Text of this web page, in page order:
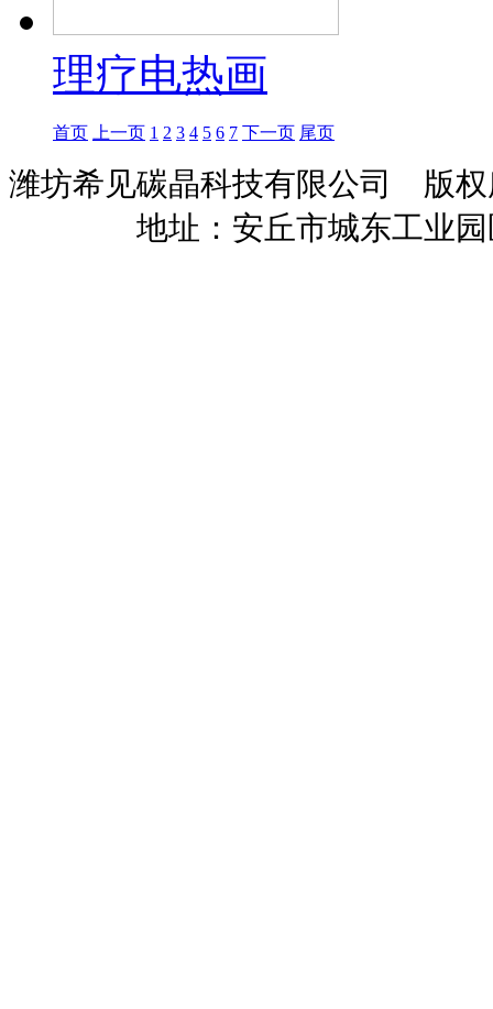
理疗电热画
首页 上一页 1 2 3 4 5 6 7 下一页 尾页
潍坊希见碳晶科技有限公司
地址：安丘市城东工业